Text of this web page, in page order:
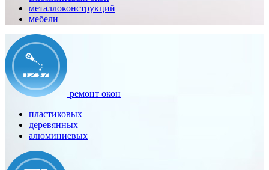
металлоконструкций
мебели
ремонт окон
пластиковых
деревянных
алюминиевых